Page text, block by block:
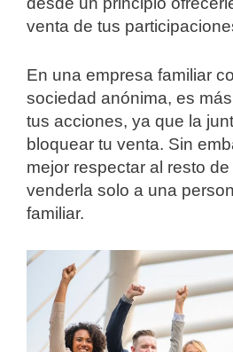
venta de tus
En una empresa familiar
sociedad anónima, es
tus acciones, ya que la
bloquear tu venta. Sin
mejor respectar al resto
venderla solo a una
familiar.